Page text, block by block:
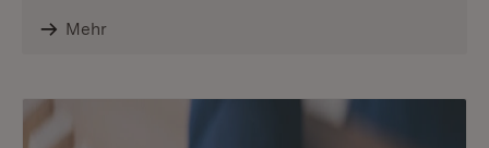
Mehr